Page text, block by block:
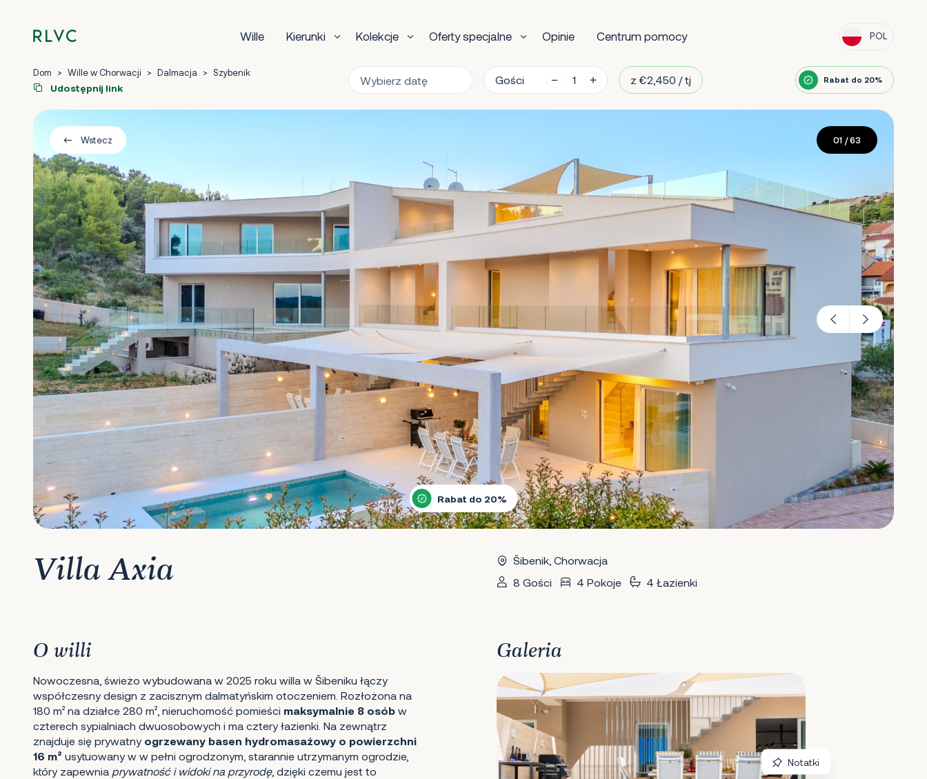
Wille Kierunki Kolekcje Oferty specjalne Opinie Centrum pomocy POL
Dom > Wille w Chorwacji > Dalmacja > Szybenik
Udostępnij link
Gości z €2,450 / tj Rabat do 20%
Wstecz
Rabat do 20%
01 / 63
Villa Axia
Šibenik, Chorwacja
8 Gości
4 Pokoje 4 Łazienki
O willi
Nowoczesna, świeżo wybudowana w 2025 roku willa w Šibeniku łączy
współczesny design z zacisznym dalmatyńskim otoczeniem. Rozłożona na
180 m² na działce 280 m², nieruchomość pomieści maksymalnie 8 osób w
czterech sypialniach dwuosobowych i ma cztery łazienki. Na zewnątrz
znajduje się prywatny ogrzewany basen hydromasażowy o powierzchni
16 m² usytuowany w w pełni ogrodzonym, starannie utrzymanym ogrodzie,
który zapewnia prywatność i widoki na przyrodę, dzięki czemu jest to
Notatki
Galeria